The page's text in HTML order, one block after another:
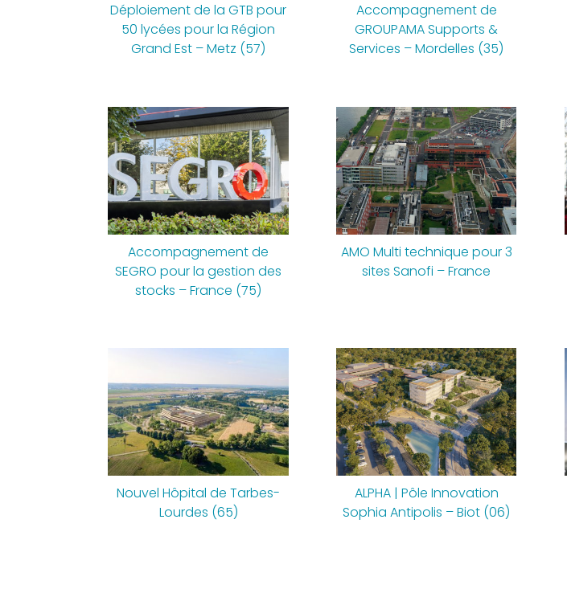
Déploiement de la GTB pour
50 lycées pour la Région
Grand Est – Metz (57)
Accompagnement de
GROUPAMA Supports &
Services – Mordelles (35)
Accompagnement de
SEGRO pour la gestion des
stocks – France (75)
AMO Multi technique pour 3
sites Sanofi – France
Nouvel Hôpital de Tarbes-
Lourdes (65)
ALPHA | Pôle Innovation
Sophia Antipolis – Biot (06)